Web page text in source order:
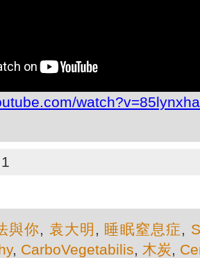
與你, 袁大明 , 睡眠窒息症,
, CarboVegetabilis, 木炭,